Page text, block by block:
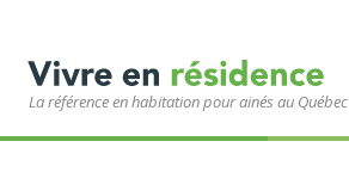
La référence en habitation pour ainés au Québec